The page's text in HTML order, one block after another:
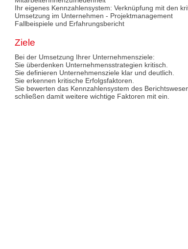
Ihr eigenes Kennzahlensystem: Verknüpfung mit den
Umsetzung im Unternehmen - Projektmanagement
Fallbeispiele und Erfahrungsbericht
Ziele
Bei der Umsetzung Ihrer Unternehmensziele:
Sie überdenken Unternehmensstrategien kritisch.
Sie definieren Unternehmensziele klar und deutlich.
Sie erkennen kritische Erfolgsfaktoren.
Sie bewerten das Kennzahlensystem des
schließen damit weitere wichtige Faktoren mit ein.